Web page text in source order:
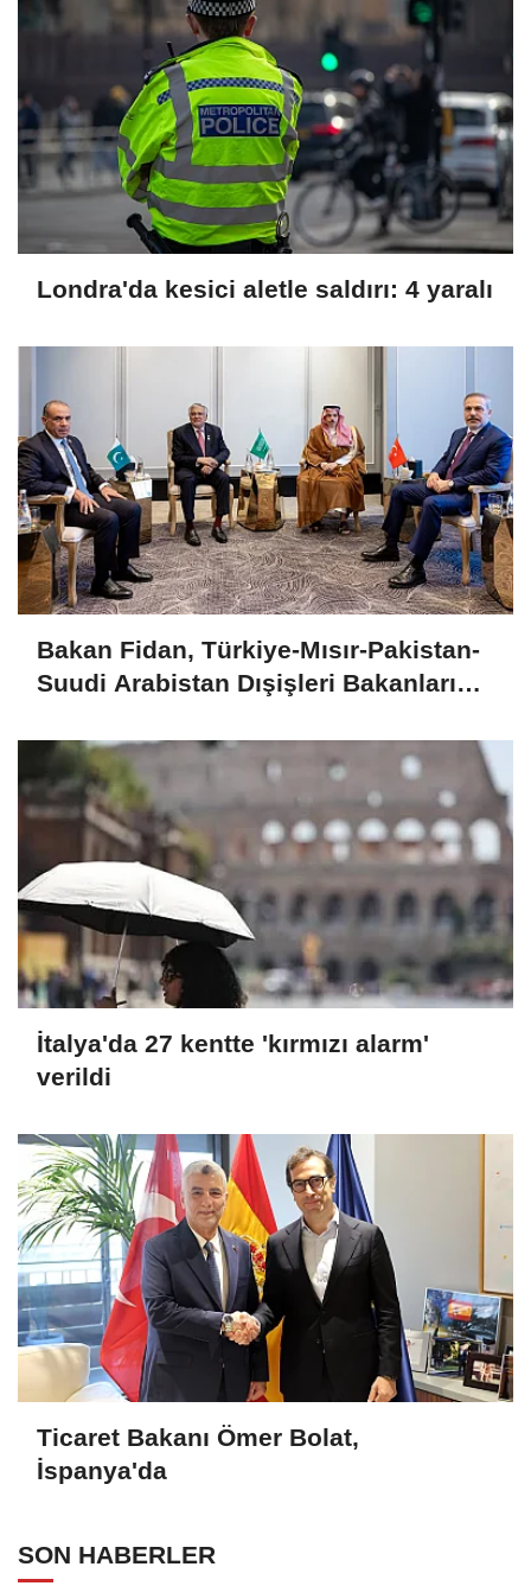
Londra'da kesici aletle saldırı: 4 yaralı
Bakan Fidan, Türkiye-Mısır-Pakistan-
Suudi Arabistan Dışişleri Bakanları
İtalya'da 27 kentte 'kırmızı alarm'
verildi
Ticaret Bakanı Ömer Bolat,
İspanya'da
SON HABERLER